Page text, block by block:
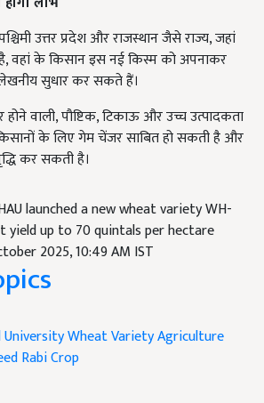
उत्तर प्रदेश और राजस्थान जैसे राज्य, जहां
वहां के किसान इस नई किस्म को अपनाकर
सुधार कर सकते हैं।
वाली, पौष्टिक, टिकाऊ और उच्च उत्पादकता
के लिए गेम चेंजर साबित हो सकती है और
कर सकती है।
launched a new wheat variety WH-
up to 70 quintals per hectare
2025, 10:49 AM IST
Wheat VarietyAgriculture
Rabi Crop